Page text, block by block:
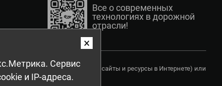
×
Сервис
и IP-адреса.
Все о современных
технологиях в дорожной
отрасли!
числе копирования на другие сайты и ресурсы в Интернете) или
правообладателя.